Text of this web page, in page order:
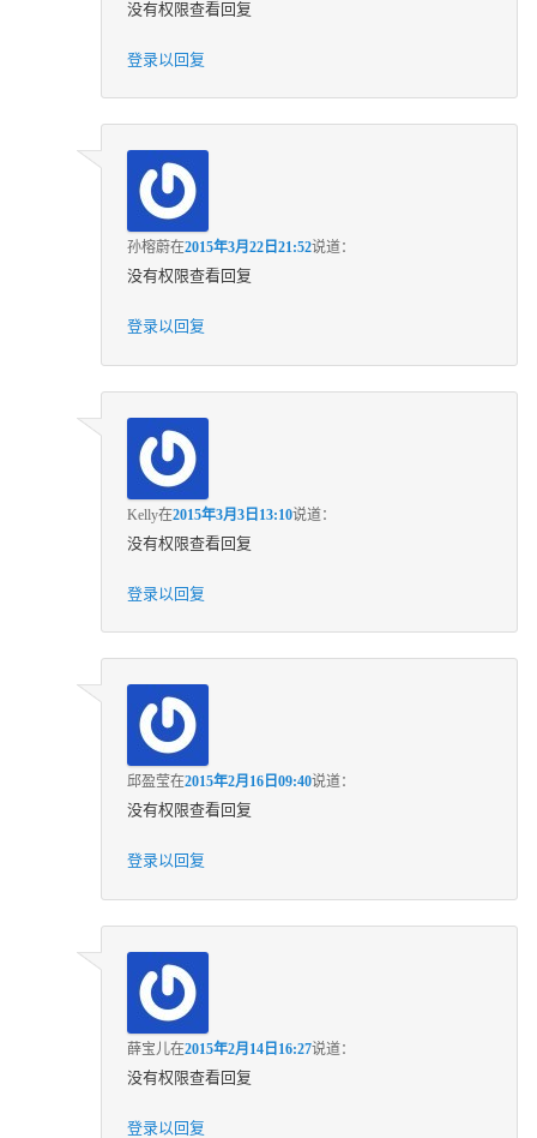
没有权限查看回复
登录以回复
孙榕蔚在2015年3月22日21:52说道：
没有权限查看回复
登录以回复
Kelly在2015年3月3日13:10说道：
没有权限查看回复
登录以回复
邱盈莹在2015年2月16日09:40说道：
没有权限查看回复
登录以回复
薛宝儿在2015年2月14日16:27说道：
没有权限查看回复
登录以回复